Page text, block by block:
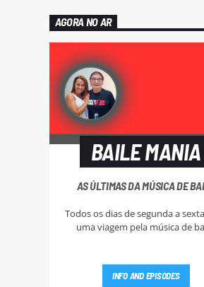
AGORA NO AR
BAILE MANIA
AS ÚLTIMAS DA MÚSICA DE
Todos os dias de segunda a
uma viagem pela música de
INFO AND EPISODES